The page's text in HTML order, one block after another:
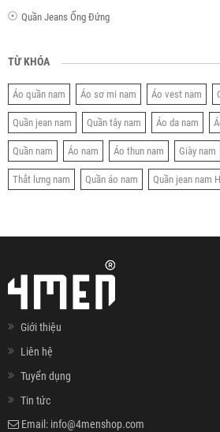
Quần Jeans Ống Đứng
TỪ KHÓA
Áo quần nam Áo sơ mi nam Áo vest nam
Quần jean nam Quần tây nam Áo da nam
Quần nam Áo nam Áo thun nam Giày nam
Thắt lưng nam Quần áo nam Quần jean nam
Giới thiệu
Liên hệ
Tuyển dụng
Tin tức
Email: info@4menshop.com